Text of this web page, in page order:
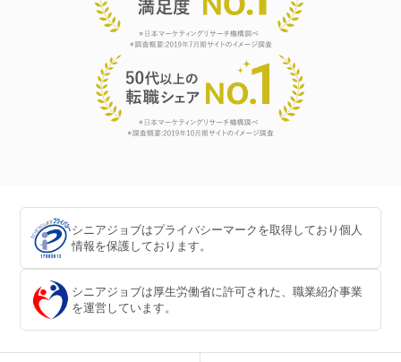
シニアジョブはプライバシーマークを取得しており個人
情報を保護しております。
シニアジョブは厚生労働省に許可された、職業紹介事業
を運営しています。